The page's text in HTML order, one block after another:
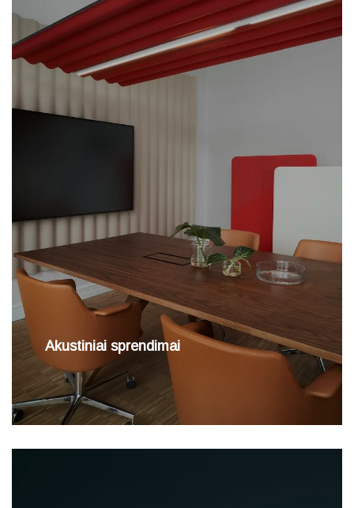
Akustiniai sprendimai